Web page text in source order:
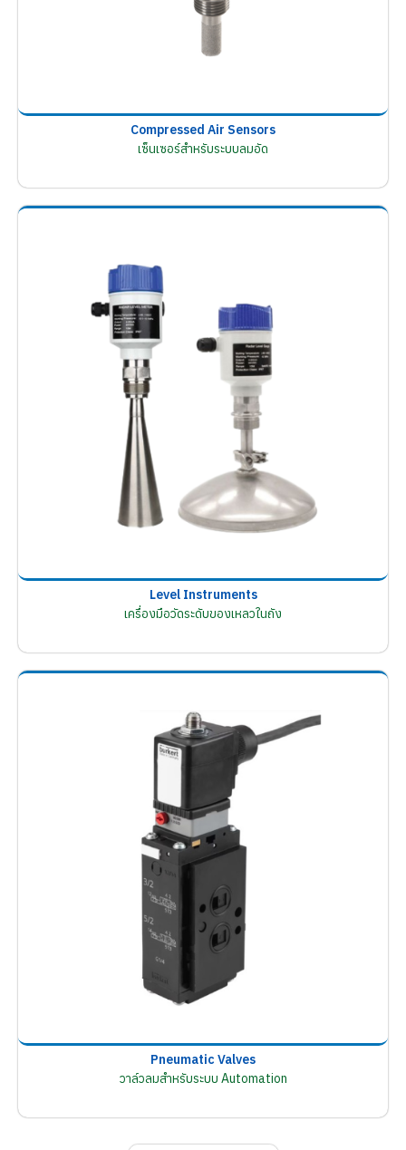
Compressed Air Sensors
เซ็นเซอร์สำหรับระบบลมอัด
Level Instruments
เครื่องมือวัดระดับของเหลวในถัง
Pneumatic Valves
วาล์วลมสำหรับระบบ Automation